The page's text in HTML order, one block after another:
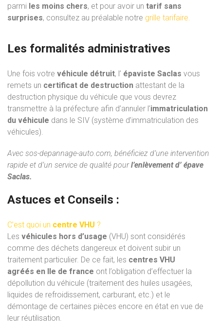
parmi les moins chers, et pour avoir un tarif sans
surprises, consultez au préalable notre grille tarifaire.
Les formalités administratives
Une fois votre véhicule détruit, l’ épaviste Saclas vous
remets un certificat de destruction attestant de la
destruction physique du véhicule que vous devrez
transmettre à la préfecture afin d’annuler l’immatriculation
du véhicule dans le SIV (système d’immatriculation des
véhicules).
Avec sos-depannage-auto.com, bénéficiez d’une intervention
rapide et d’un service de qualité pourl’enlèvement d’ épave
Saclas.
Astuces et Conseils :
C’est quoi un centre VHU ?
Les véhicules hors d’usage (VHU) sont considérés
comme des déchets dangereux et doivent subir un
traitement particulier. De ce fait, les centres VHU
agréés en Ile de france ont l’obligation d’effectuer la
dépollution du véhicule (traitement des huiles usagées,
liquides de refroidissement, carburant, etc.) et le
démontage de certaines pièces encore en état en vue de
leur réutilisation.